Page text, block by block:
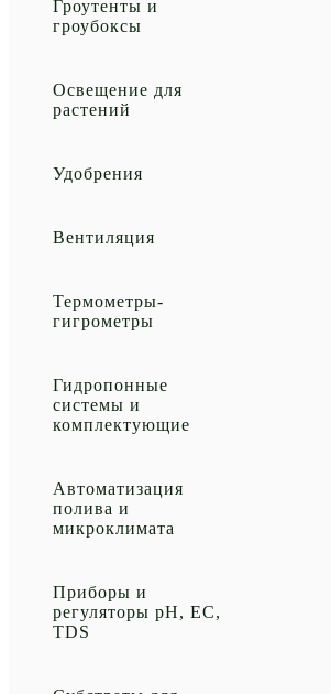
Гроутенты и
гроубоксы
Освещение для
растений
Удобрения
Вентиляция
Термометры-
гигрометры
Гидропонные
системы и
комплектующие
Автоматизация
полива и
микроклимата
Приборы и
регуляторы рН, EC,
TDS